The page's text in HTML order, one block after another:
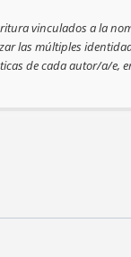
vinculados a la
las múltiples
de cada autor/a/